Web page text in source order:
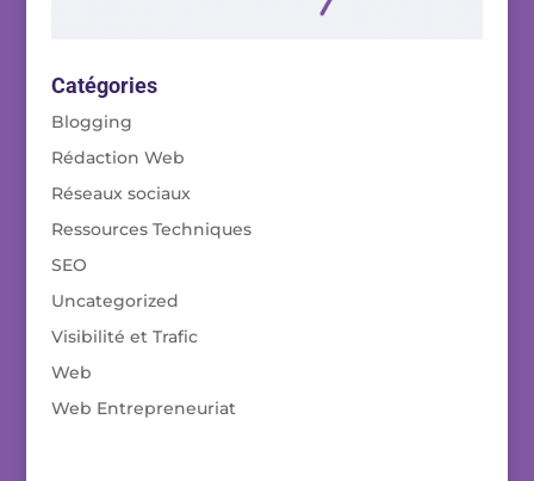
Catégories
Blogging
Rédaction Web
Réseaux sociaux
Ressources Techniques
SEO
Uncategorized
Visibilité et Trafic
Web
Web Entrepreneuriat